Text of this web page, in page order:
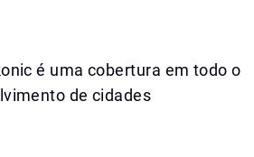
é uma cobertura em todo o
de cidades